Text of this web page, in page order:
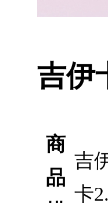
吉伊
商
品
吉
卡